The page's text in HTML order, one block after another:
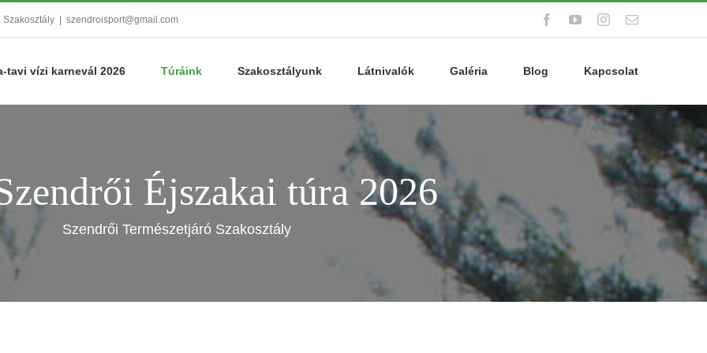
Szakosztály szendroisport@gmail.com FacebookYouTubeInstagramEmail:
tavi vízi karnevál 2026 Túráink Szakosztályunk Látnivalók Galéria Blog Kapcsolat
Éjszakai túra 2026
Szendrői Természetjáró Szakosztály